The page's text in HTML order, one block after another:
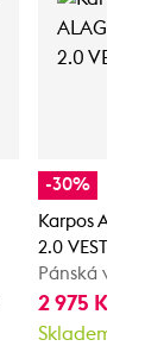
-30%
Karpos
2.0 VEST
Pánská
2 975 Kč
Skladem